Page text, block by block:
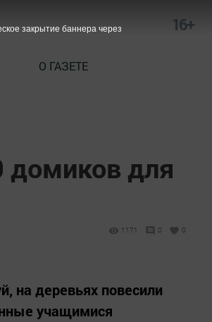
16+
О ГАЗЕТЕ
домиков для
1171 0 0
на деревьях повесили
учащимися
закрытие баннера через